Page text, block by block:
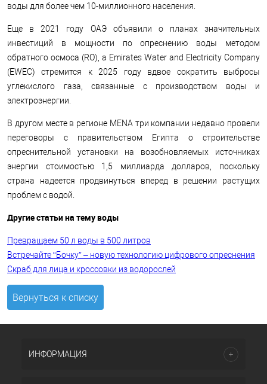
воды для более чем 10-миллионного населения.
Еще в 2021 году ОАЭ объявили о планах значительных
инвестиций в мощности по опреснению воды методом
обратного осмоса (RO), а Emirates Water and Electricity Company
(EWEC) стремится к 2025 году вдвое сократить выбросы
углекислого газа, связанные с производством воды и
электроэнергии.
В другом месте в регионе MENA три компании недавно провели
переговоры с правительством Египта о строительстве
опреснительной установки на возобновляемых источниках
энергии стоимостью 1,5 миллиарда долларов, поскольку
страна надеется продвинуться вперед в решении растущих
проблем с водой.
Другие статьи на тему воды
Превращаем 50 л воды в 500 литров
Встречайте “Бочку” – новую технологию цифрового опреснения
Скраб для лица и кроссовки из водорослей
Вернуться к списку
ИНФОРМАЦИЯ